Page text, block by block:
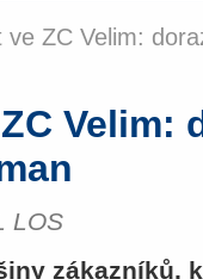
ZC Velim:
Velim:
LOS
zákazníků,